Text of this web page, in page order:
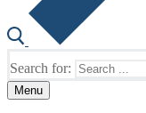
Search for:
Menu